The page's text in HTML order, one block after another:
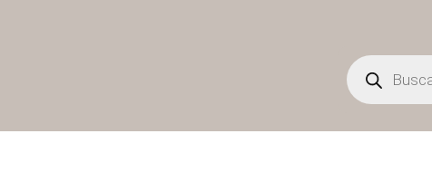
Búsqueda
de
productos